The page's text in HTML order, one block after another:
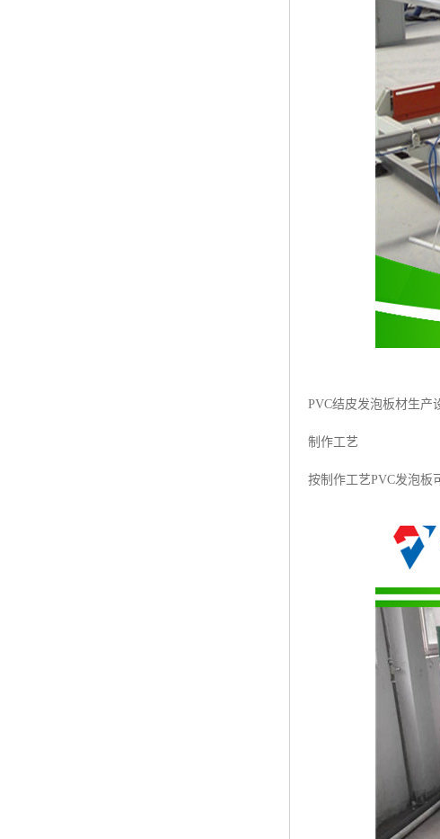
PVC结皮发泡板材生产
制作工艺
按制作工艺PVC发泡板